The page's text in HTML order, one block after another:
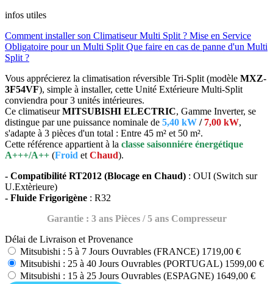
infos utiles
Comment installer son Climatiseur Multi Split ? Mise en Service
Obligatoire pour un Multi Split Que faire en cas de panne d'un Multi
Split ?
Vous apprécierez la climatisation réversible Tri-Split (modèle MXZ-
3F54VF), simple à installer, cette Unité Extérieure Multi-Split
conviendra pour 3 unités intérieures.
Ce climatiseurMITSUBISHI ELECTRIC, Gamme Inverter, se
distingue par une puissance nominale de 5,40 kW / 7,00 kW,
s'adapte à 3 pièces d'un total : Entre 45 m² et 50 m².
Cette référence appartient à la classe saisonniére énergétique
A+++/A++ (Froid et Chaud).
- Compatibilité RT2012 (Blocage en Chaud) : OUI (Switch sur
U.Extèrieure)
- Fluide Frigorigène : R32
Garantie : 3 ans Pièces / 5 ans Compresseur
Délai de Livraison et Provenance
Mitsubishi : 5 à 7 Jours Ouvrables (FRANCE) 1719,00 €
Mitsubishi : 25 à 40 Jours Ouvrables (PORTUGAL) 1599,00 €
Mitsubishi : 15 à 25 Jours Ouvrables (ESPAGNE) 1649,00 €